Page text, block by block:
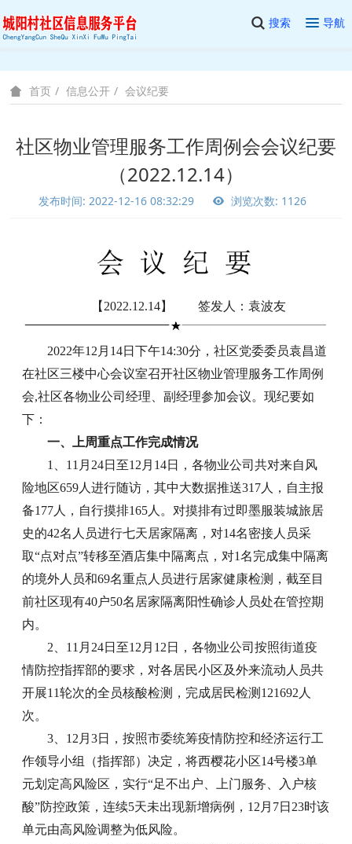
搜索 导航
首页 信息公开 会议纪要
社区物业管理服务工作周例会会议纪要
（2022.12.14）
发布时间: 2022-12-16 08:32:29 浏览次数: 1126
【2022.12.14】 签发人：袁波友
2022年12月14日下午14:30分，社区党委委员袁昌道
在社区三楼中心会议室召开社区物业管理服务工作周例
会,社区各物业公司经理、副经理参加会议。现纪要如
下：
一、上周重点工作完成情况
1、11月24日至12月14日，各物业公司共对来自风
险地区659人进行随访，其中大数据推送317人，自主报
备177人，自行摸排165人。对摸排有过即墨服装城旅居
史的42名人员进行七天居家隔离，对14名密接人员采
取“点对点”转移至酒店集中隔离点，对1名完成集中隔离
的境外人员和69名重点人员进行居家健康检测，截至目
前社区现有40户50名居家隔离阳性确诊人员处在管控期
内。
2、11月24日至12月12日，各物业公司按照街道疫
情防控指挥部的要求，对各居民小区及外来流动人员共
开展11轮次的全员核酸检测，完成居民检测121692人
次。
3、12月3日，按照市委统筹疫情防控和经济运行工
作领导小组（指挥部）决定，将西樱花小区14号楼3单
元划定高风险区，实行“足不出户、上门服务、入户核
酸”防控政策，连续5天未出现新增病例，12月7日23时该
单元由高风险调整为低风险。